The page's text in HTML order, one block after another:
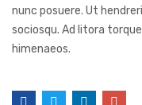
nunc posuere. Ut
sociosqu. Ad litora
himenaeos.